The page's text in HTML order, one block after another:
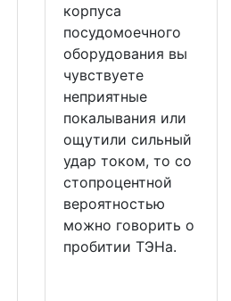
корпуса
посудомоечного
оборудования вы
чувствуете
неприятные
покалывания или
ощутили сильный
удар током, то со
стопроцентной
вероятностью
можно говорить о
пробитии ТЭНа.